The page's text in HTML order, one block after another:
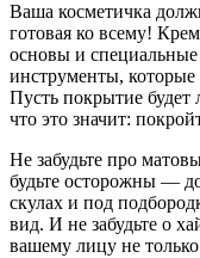
Ваша косметичка
готовая ко всему!
основы и
инструменты, которые
Пусть покрытие
что это значит:
Не забудьте про
будьте осторожны —
скулах и под
вид. И не забудьте о
вашему лицу не